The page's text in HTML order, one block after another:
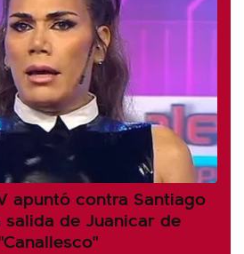
apuntó contra Santiago
de Juanicar de